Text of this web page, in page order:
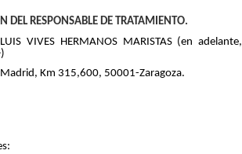
DEL RESPONSABLE DE TRATAMIENTO.
VIVES HERMANOS MARISTAS (en adelante,
Km 315,600, 50001-Zaragoza.